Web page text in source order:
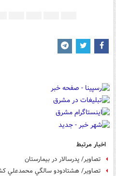
اخبار مرتبط
تصاویر/ پدرسالار در بیمارستان
تصاویر/ هشتادودو سالگي محمدعلي